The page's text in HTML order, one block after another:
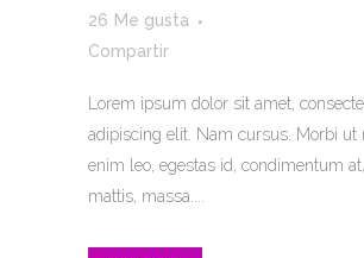
26 Me gusta
Compartir
Lorem ipsum dolor sit amet,
adipiscing elit. Nam cursus. Morbi ut
enim leo, egestas id, condimentum
mattis, massa....